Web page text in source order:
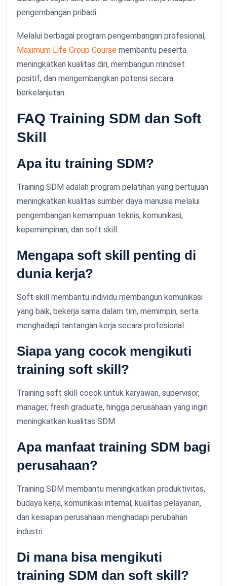
pengembangan pribadi.
Melalui berbagai program pengembangan profesional,
Maximum Life Group Course membantu peserta
meningkatkan kualitas diri, membangun mindset
positif, dan mengembangkan potensi secara
berkelanjutan.
FAQ Training SDM dan Soft
Skill
Apa itu training SDM?
Training SDM adalah program pelatihan yang bertujuan
meningkatkan kualitas sumber daya manusia melalui
pengembangan kemampuan teknis, komunikasi,
kepemimpinan, dan soft skill.
Mengapa soft skill penting di
dunia kerja?
Soft skill membantu individu membangun komunikasi
yang baik, bekerja sama dalam tim, memimpin, serta
menghadapi tantangan kerja secara profesional.
Siapa yang cocok mengikuti
training soft skill?
Training soft skill cocok untuk karyawan, supervisor,
manager, fresh graduate, hingga perusahaan yang ingin
meningkatkan kualitas SDM.
Apa manfaat training SDM bagi
perusahaan?
Training SDM membantu meningkatkan produktivitas,
budaya kerja, komunikasi internal, kualitas pelayanan,
dan kesiapan perusahaan menghadapi perubahan
industri.
Di mana bisa mengikuti
training SDM dan soft skill?